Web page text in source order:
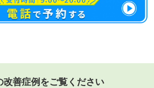
改善症例をご覧ください